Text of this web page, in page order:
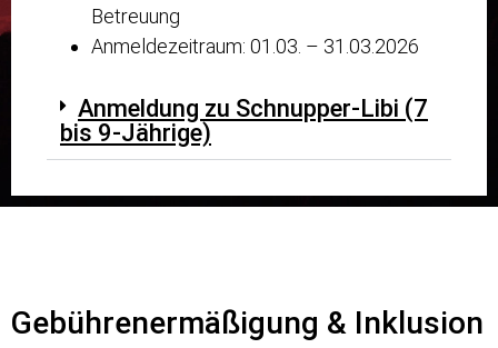
Betreuung
Anmeldezeitraum: 01.03. – 31.03.2026
Anmeldung zu Schnupper-Libi (7
bis 9-Jährige)
Gebührenermäßigung & Inklusion